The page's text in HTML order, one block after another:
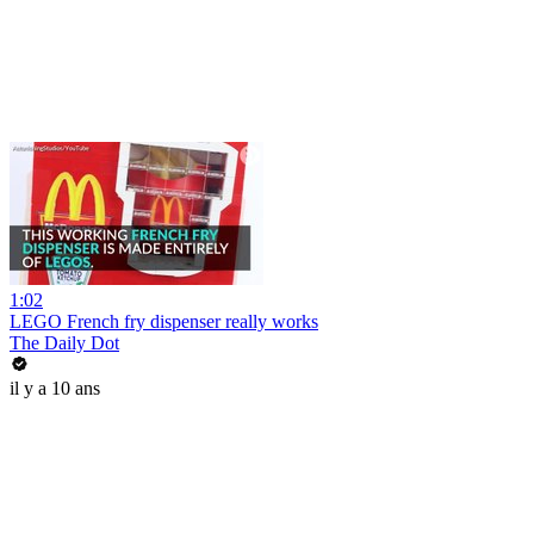
1:02
LEGO French fry dispenser really works
The Daily Dot
il y a 10 ans